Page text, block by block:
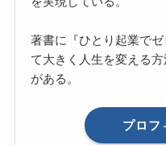
著書に『ひとり起業で
て大きく人生を変える方
がある。
プロフ